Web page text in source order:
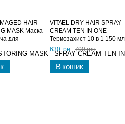
HAIR
MASK Маска
для
волосся 250
VITAEL DRY HAIR SPRAY
CREAM TEN IN ONE
Термозахист 10 в 1 150 мл
630 грн
700 грн
В кошик